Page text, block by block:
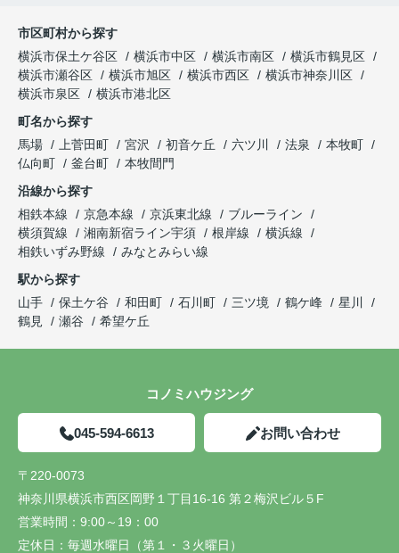
市区町村から探す
横浜市保土ケ谷区
横浜市中区 横浜市南区
横浜市鶴見区
横浜市瀬谷区
横浜市旭区 横浜市西区
横浜市神奈川区
横浜市泉区
横浜市港北区
町名から探す
馬場
上菅田町 宮沢 初音ケ丘 六ツ川 法泉
本牧町
仏向町
釜台町
本牧間門
沿線から探す
相鉄本線
京急本線 京浜東北線
ブルーライン
横須賀線
湘南新宿ライン宇須 根岸線
横浜線
相鉄いずみ野線
みなとみらい線
駅から探す
山手
保土ケ谷 和田町 石川町 三ツ境 鶴ケ峰
星川
鶴見
瀬谷 希望ケ丘
コノミハウジング
045-594-6613 お問い合わせ
〒220-0073
神奈川県横浜市西区岡野１丁目16-16 第２梅沢ビル５F
営業時間： 9:00～19：00
定休日： 毎週水曜日（第１・３火曜日）